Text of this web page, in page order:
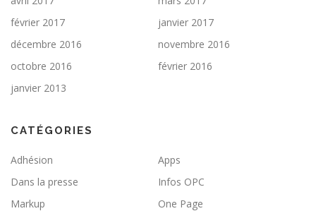
février 2017
janvier 2017
décembre 2016
novembre 2016
octobre 2016
février 2016
janvier 2013
CATÉGORIES
Adhésion
Apps
Dans la presse
Infos OPC
Markup
One Page